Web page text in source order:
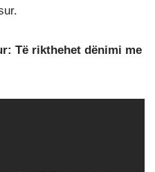
Të rikthehet dënimi me